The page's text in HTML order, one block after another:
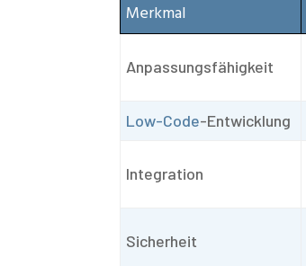
Merkmal
Anpassungsfähigkeit
Low-Code-Entwicklung
Integration
Sicherheit